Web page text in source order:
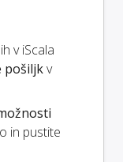
v iScala
pošiljkv
in pustite